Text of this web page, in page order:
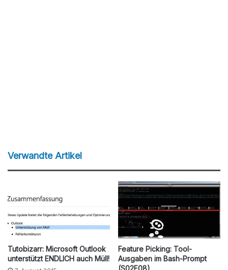
Verwandte Artikel
Tutobizarr: Microsoft Outlook
unterstützt ENDLICH auch Müll!
Feature Picking: Tool-
Ausgaben im Bash-Prompt
(S02E08)